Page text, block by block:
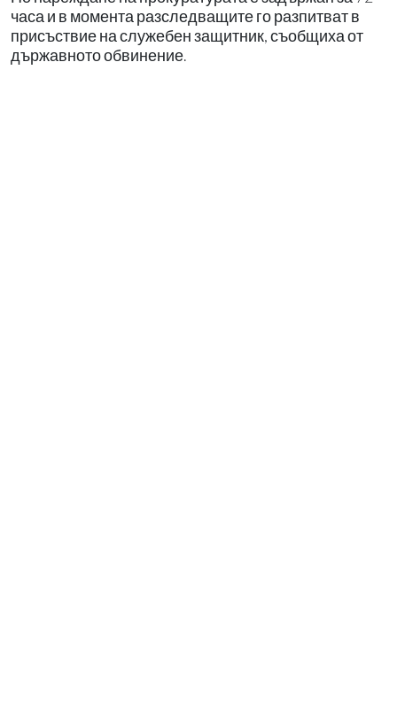
часа и в момента разследващите го разпитват в
присъствие на служебен защитник, съобщиха от
държавното обвинение.